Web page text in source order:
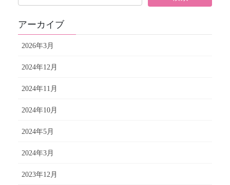
索:
アーカイブ
2026年3月
2024年12月
2024年11月
2024年10月
2024年5月
2024年3月
2023年12月